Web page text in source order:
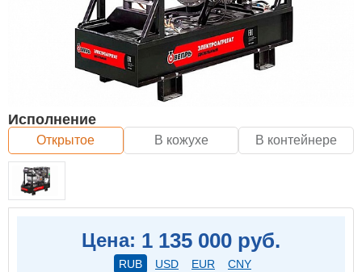
Исполнение
Открытое В кожухе В контейнере
Цена: 1 135 000 руб.
RUB USD EUR CNY